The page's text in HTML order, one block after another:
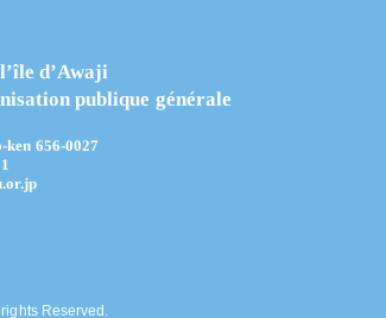
d’Awaji
publique générale
ken 656-0027
Reserved.